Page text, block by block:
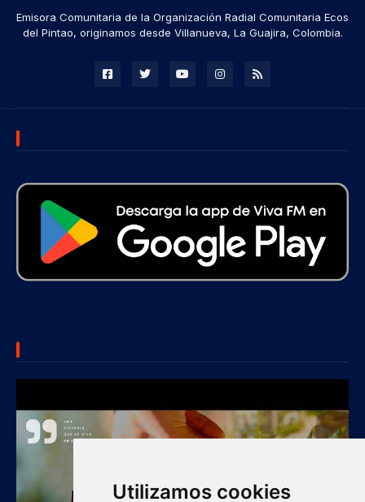
Utilizamos cookies
Emisora Comunitaria de la Organización Radial Comunitaria Ecos
del Pintao, originamos desde Villanueva, La Guajira, Colombia.